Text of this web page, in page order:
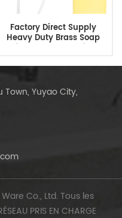
Factory Direct Supply
Heavy Duty Brass Soap
Dispenser Under Sink
Town, Yuyao City,
Co., Ltd. Tous les
PRIS EN CHARGE